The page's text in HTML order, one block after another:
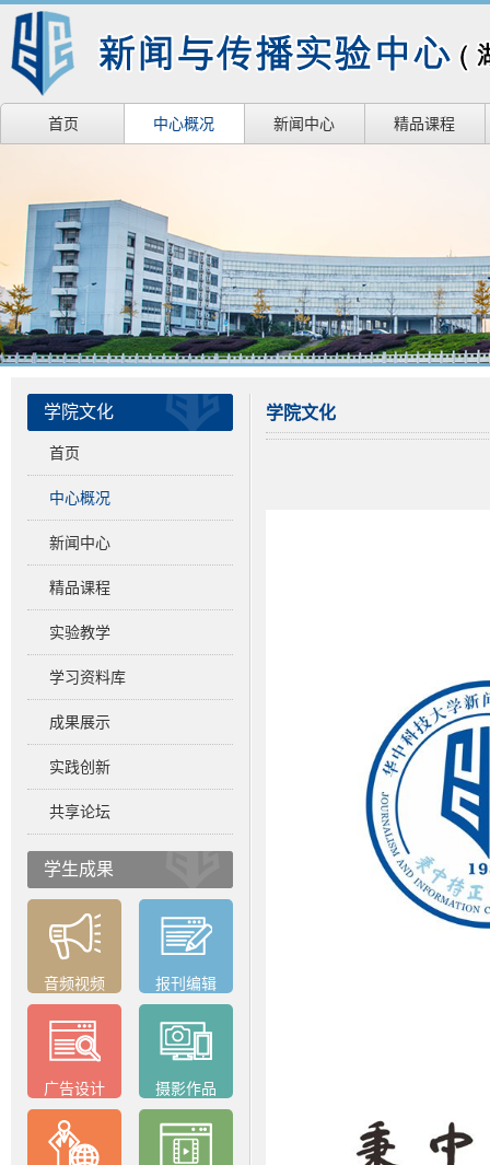
首页 中心概况 新闻中心 精品课程
学院文化
首页
中心概况
新闻中心
精品课程
实验教学
学习资料库
成果展示
实践创新
共享论坛
学生成果
音频视频 报刊编辑
广告设计 摄影作品
学院文化